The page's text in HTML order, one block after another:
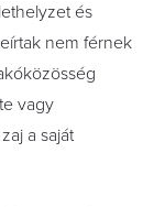
és
nem férnek
vagy
a saját